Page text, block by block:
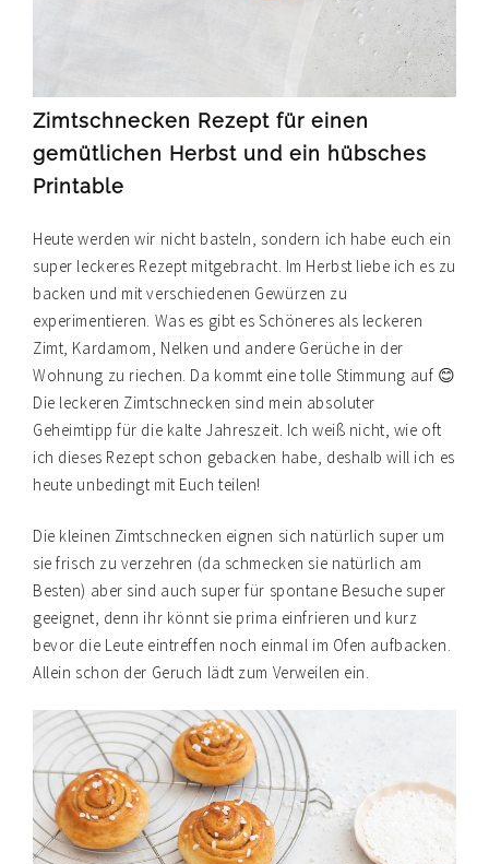
Zimtschnecken Rezept für einen
gemütlichen Herbst und ein hübsches
Printable
Heute werden wir nicht basteln, sondern ich habe euch ein
super leckeres Rezept mitgebracht. Im Herbst liebe ich es zu
backen und mit verschiedenen Gewürzen zu
experimentieren. Was es gibt es Schöneres als leckeren
Zimt, Kardamom, Nelken und andere Gerüche in der
Wohnung zu riechen. Da kommt eine tolle Stimmung auf 😊
Die leckeren Zimtschnecken sind mein absoluter
Geheimtipp für die kalte Jahreszeit. Ich weiß nicht, wie oft
ich dieses Rezept schon gebacken habe, deshalb will ich es
heute unbedingt mit Euch teilen!
Die kleinen Zimtschnecken eignen sich natürlich super um
sie frisch zu verzehren (da schmecken sie natürlich am
Besten) aber sind auch super für spontane Besuche super
geeignet, denn ihr könnt sie prima einfrieren und kurz
bevor die Leute eintreffen noch einmal im Ofen aufbacken.
Allein schon der Geruch lädt zum Verweilen ein.